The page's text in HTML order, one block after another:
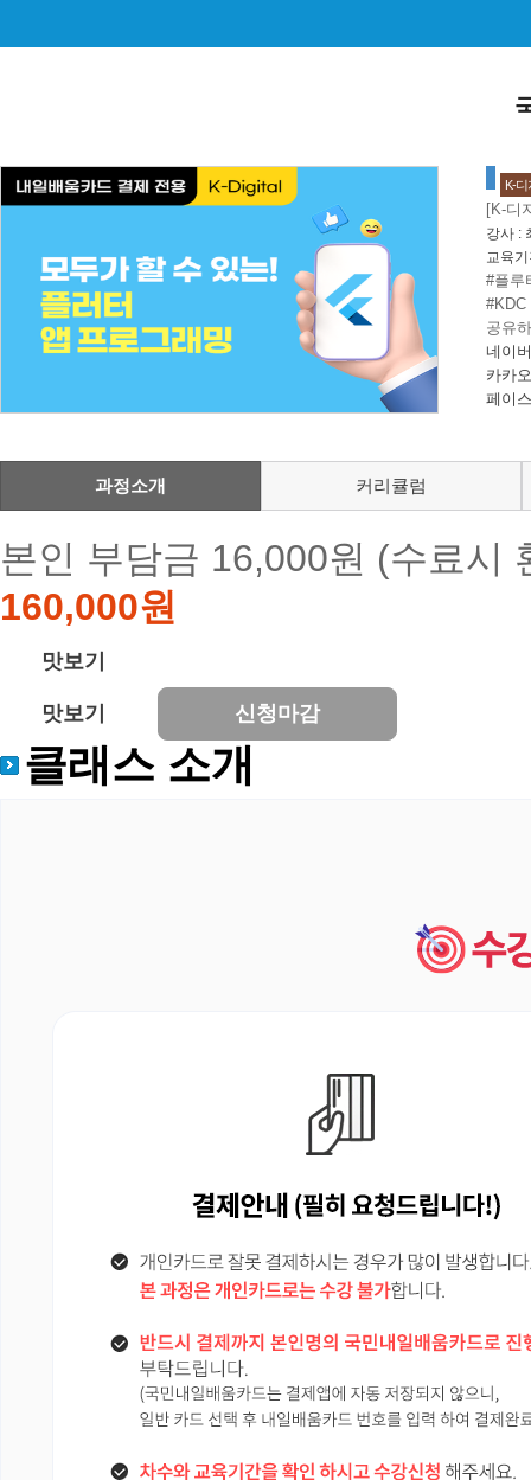
K-
[K-디
강사 :
교육
#플루
#KDC
공유
네이
카카
페이
과정소개 커리큘럼
본인 부담금 16,000원 (수료시
160,000원
맛보기
맛보기 신청마감
클래스 소개